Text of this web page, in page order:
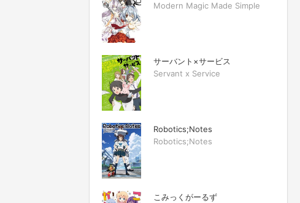
Modern Magic Made Simple
サーバント×サービス
Servant x Service
Robotics;Notes
Robotics;Notes
こみっくがーるず